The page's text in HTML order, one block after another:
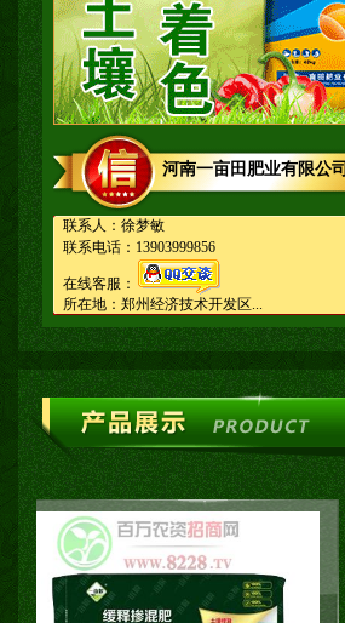
河南一亩田肥业有限公司
联系人：徐梦敏
联系电话：13903999856
在线客服：
所在地：郑州经济技术开发区...